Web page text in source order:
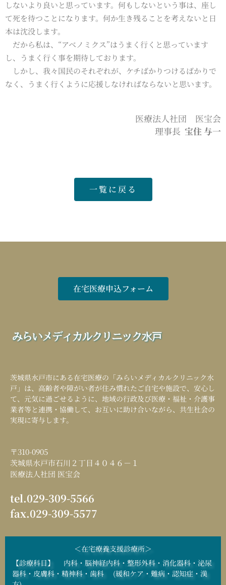
しないより良いと思っています。何もしないという事は、座し
て死を待つことになります。何か生き残ることを考えないと日
本は沈没します。
だから私は、“アベノミクス”はうまく行くと思っています
し、うまく行く事を期待しております。
しかし、我々国民のそれぞれが、ケチばかりつけるばかりで
なく、うまく行くように応援しなければならないと思います。
医療法人社団 医宝会
理事長 宝住 与一
一覧に戻る
在宅医療申込フォーム
茨城県水戸市にある在宅医療の「みらいメディカルクリニック水
戸 」は、高齢者や障がい者が住み慣れたご自宅や施設で、安心し
て、元気に過ごせるように、地域の行政及び医療・福祉・介護事
業者等と連携・協働して、お互いに助け合いながら、共生社会の
実現に寄与します。
〒310-0905
茨城県水戸市石川２丁目４０４６－１
医療法人社団 医宝会
tel.029-309-5566
fax.029-309-5577
＜在宅療養支援診療所＞
【診療科目】 内科・脳神経内科・整形外科・消化器科・泌尿
器科・皮膚科・精神科・歯科 (緩和ケア・難病・認知症・漢